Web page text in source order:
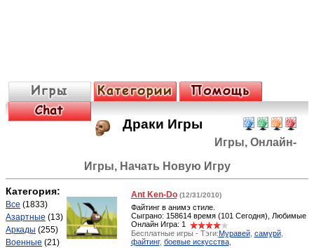
Драки Игры
Игры, Онлайн-
Игры, Начать Новую Игру
Категория:
Все (1833)
Азартные (13)
Аркады (255)
Военные (21)
Ant Ken-Do (12/31/2010)
Файтинг в анимэ стиле.
Сыграно: 158614 время (101 Сегодня), Любимые
Онлайн Игра: 1
Бесплатные игры - Тэги:Муравей, самурй,
файтинг, боевые искусства,